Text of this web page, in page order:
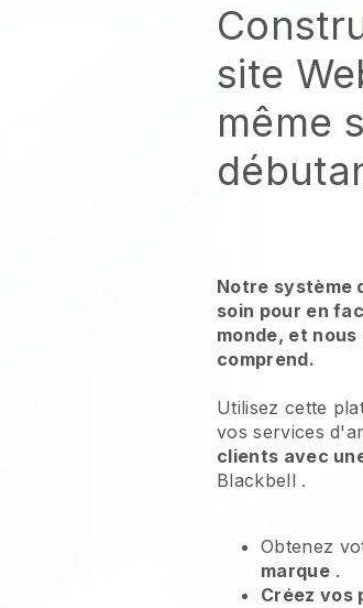
site
même
Notre système
soin pour en
monde, et
comprend.
Utilisez cette
vos services
clients avec
Blackbell .
Obtenez
marque.
Créez vos